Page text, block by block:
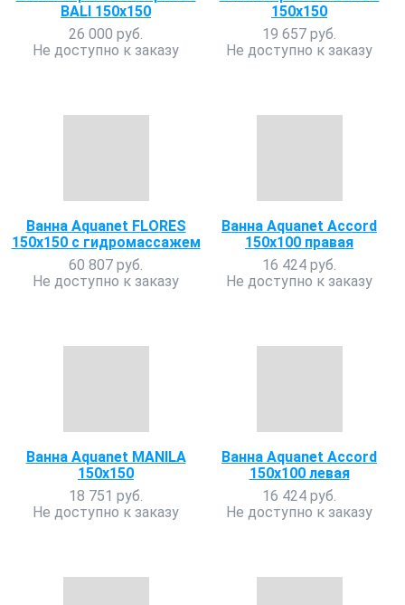
BALI 150x150
26 000 руб.
Не доступно к заказу
150x150
19 657 руб.
Не доступно к заказу
Ванна Aquanet FLORES
150х150 с гидромассажем
60 807 руб.
Не доступно к заказу
Ванна Aquanet Accord
150x100 правая
16 424 руб.
Не доступно к заказу
Ванна Aquanet MANILA
150x150
18 751 руб.
Не доступно к заказу
Ванна Aquanet Accord
150x100 левая
16 424 руб.
Не доступно к заказу